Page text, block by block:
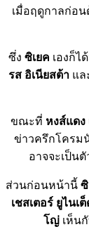
เมื่อฤดูกาลก่อน
ซึ่ง ซิเยค เองก็ไ
รส อิเนียสต้าแล
ขณะที่ หงส์แดง
ข่าวครึกโครม
อาจจะเป็น
ส่วนก่อนหน้านี้ ซิ
เชสเตอร์ ยูไนเ
โญ่ เห็น